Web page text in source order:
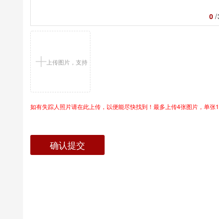
0 /
上传图片，支持
如有失踪人照片请在此上传，以便能尽快找到！最多上传4张图片，单张
确认提交